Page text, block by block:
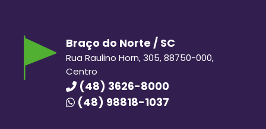
Braço do Norte / SC
Rua Raulino Horn, 305, 88750-000,
Centro
(48) 3626-8000
(48) 98818-1037